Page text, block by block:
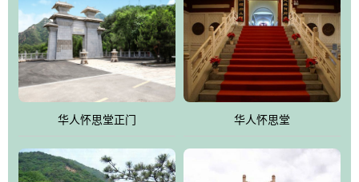
顶，朱砂红的门、窗、柱、墙，汉白玉雕刻的雄狮、华表，花岗岩
铺成的路面和台阶，洒落其间的花卉、松柏与万里长城浑然一体、
气势宏伟、古朴端庄、别具一格。怀思堂大殿入口两侧是用蜡染技
术描绘的抽象派创意绘画，大环境中的长城文化与炎黄始祖，小环
境的绘画中的河流、山川、彩云、明月，意喻着往生者与长城同
伴，与祖宗同眠，他（她）们的思想与品德与山河同在，与日月同
辉。
怀思堂作为豪华室内骨灰存放处，将干支纪年、五行相生相克、天
华人怀思堂正门 华人怀思堂